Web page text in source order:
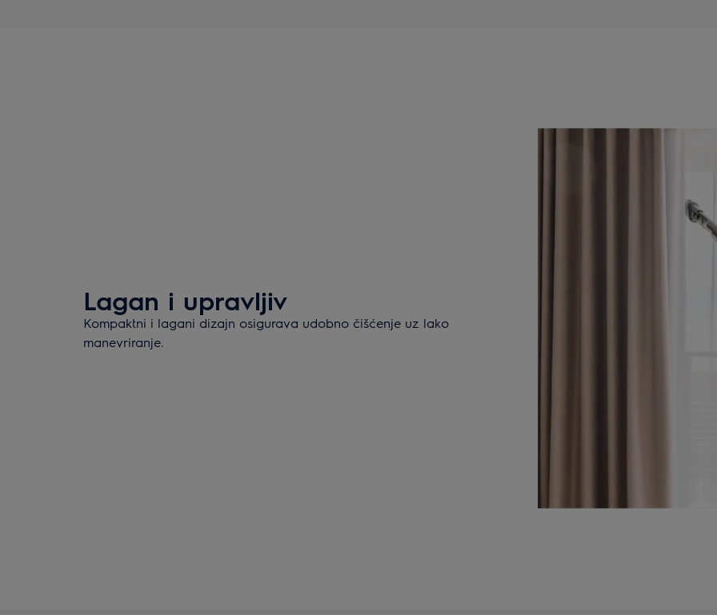
Lagan i upravljiv
Kompaktni i lagani dizajn osigurava udobno čišćenje uz lako
manevriranje.